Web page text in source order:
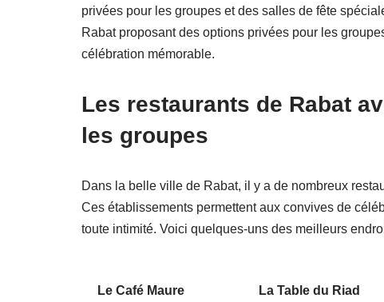
privées pour les groupes et des salles de fête
Rabat proposant des options privées pour les
célébration mémorable.
Les restaurants de Rabat
les groupes
Dans la belle ville de Rabat, il y a de nombreux
Ces établissements permettent aux convives de
toute intimité. Voici quelques-uns des meilleurs
Le Café Maure La Table du Riad